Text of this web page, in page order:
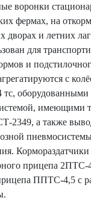
воронки
фермах, на
дворах и летних
для
и
с
тс, оборудованными
имеющими
2349, а также
Кормораздатчики
прицепа 2ПТС-
ППТС-4,5 с